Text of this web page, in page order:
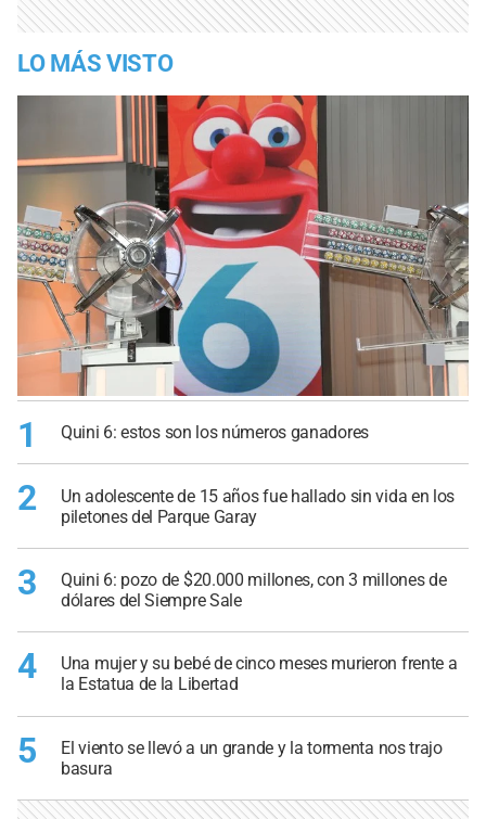
LO MÁS VISTO
1 Quini 6: estos son los números ganadores
2
Un adolescente de 15 años fue hallado sin vida en los
piletones del Parque Garay
3
Quini 6: pozo de $20.000 millones, con 3 millones de
dólares del Siempre Sale
4
Una mujer y su bebé de cinco meses murieron frente a
la Estatua de la Libertad
5
El viento se llevó a un grande y la tormenta nos trajo
basura